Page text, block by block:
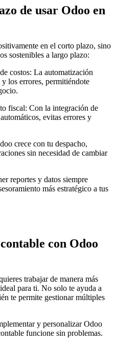
de usar Odoo en
en el corto plazo, sino
sostenibles a largo plazo:
costos: La automatización
los errores, permitiéndote
fiscal: Con la integración de
evitas errores y
crece con tu despacho,
sin necesidad de cambiar
reportes y datos siempre
más estratégico a tus
con Odoo
trabajar de manera más
para ti. No solo te ayuda a
te permite gestionar múltiples
y personalizar Odoo
funcione sin problemas.